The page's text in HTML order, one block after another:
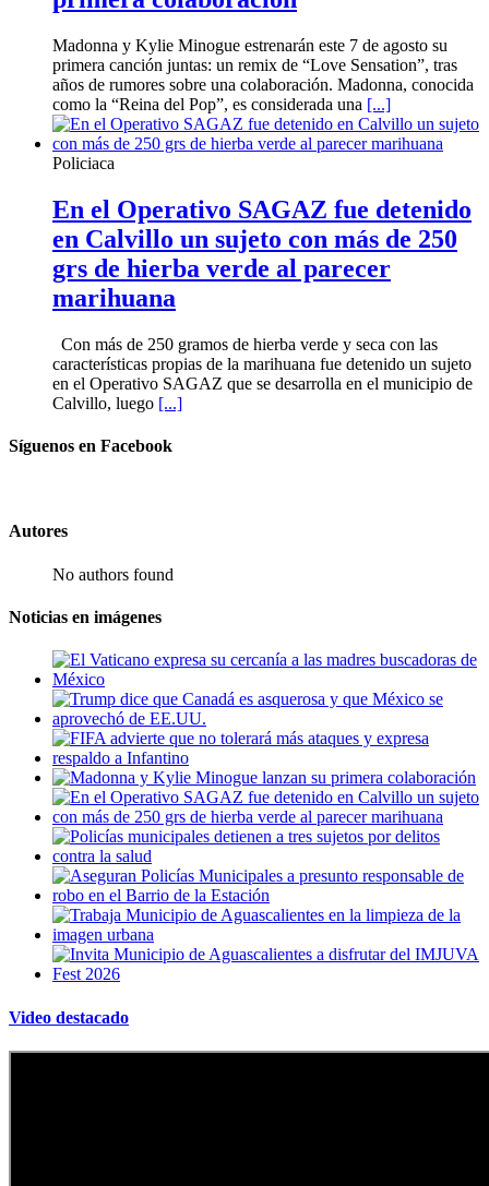
Madonna y Kylie Minogue estrenarán este 7 de agosto su
primera canción juntas: un remix de “Love Sensation”, tras
años de rumores sobre una colaboración. Madonna, conocida
como la “Reina del Pop”, es considerada una [...]
Policiaca
En el Operativo SAGAZ fue detenido
en Calvillo un sujeto con más de 250
grs de hierba verde al parecer
marihuana
Con más de 250 gramos de hierba verde y seca con las
características propias de la marihuana fue detenido un sujeto
en el Operativo SAGAZ que se desarrolla en el municipio de
Calvillo, luego [...]
Síguenos en Facebook
Autores
No authors found
Noticias en imágenes
Video destacado